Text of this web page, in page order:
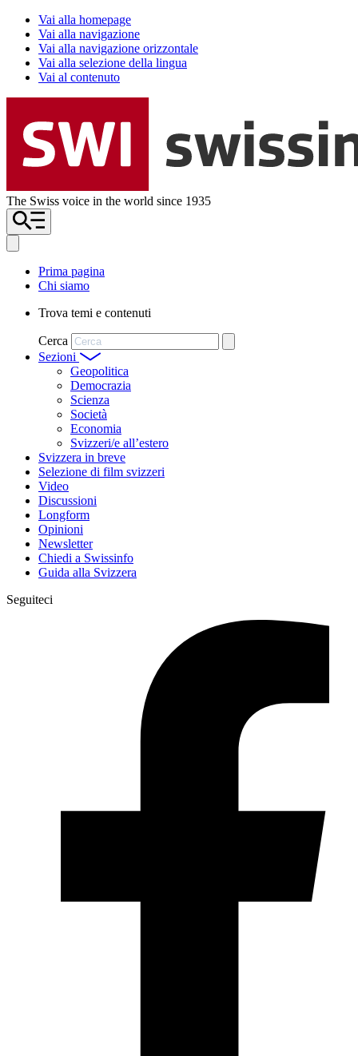
Vai alla homepage
Vai alla navigazione
Vai alla navigazione orizzontale
Vai alla selezione della lingua
Vai al contenuto
The Swiss voice in the world since 1935
Prima pagina
Chi siamo
Trova temi e contenuti
Cerca
Sezioni
Geopolitica
Democrazia
Scienza
Società
Economia
Svizzeri/e all’estero
Svizzera in breve
Selezione di film svizzeri
Video
Discussioni
Longform
Opinioni
Newsletter
Chiedi a Swissinfo
Guida alla Svizzera
Seguiteci